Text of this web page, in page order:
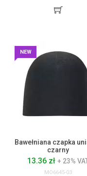
NEW
Bawełniana czapka
czarny
13.36 zł + 23%
MO6645-03